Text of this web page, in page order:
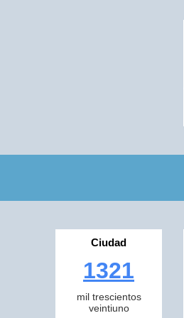
Ciudad
1321
mil trescientos
veintiuno